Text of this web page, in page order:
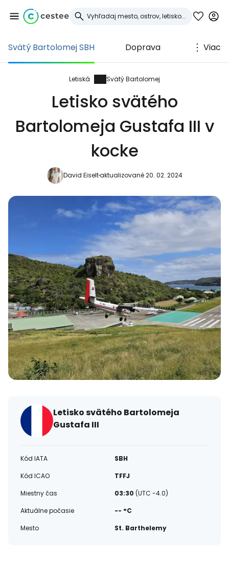
Svätý Bartolomej SBH Doprava Viac
Letiská Svätý Bartolomej
Letisko svätého
Bartolomeja Gustafa III v
kocke
David Eiseltaktualizované 20. 02. 2024
Letisko svätého Bartolomeja
Gustafa III
Kód IATA
SBH
Kód ICAO
TFFJ
Miestny čas
03:30 (UTC -4.0)
Aktuálne počasie
-- °C
Mesto
St. Barthelemy
Prihláste sa do
služby Cestee
... celosvetovej komunity cestovateľov
Pokračovať so službou Google
Pokračovať na Facebooku
Pokračovať s e-mailom